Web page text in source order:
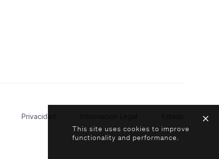
Privacidad
This site uses cookies to improve
functionality and performance.